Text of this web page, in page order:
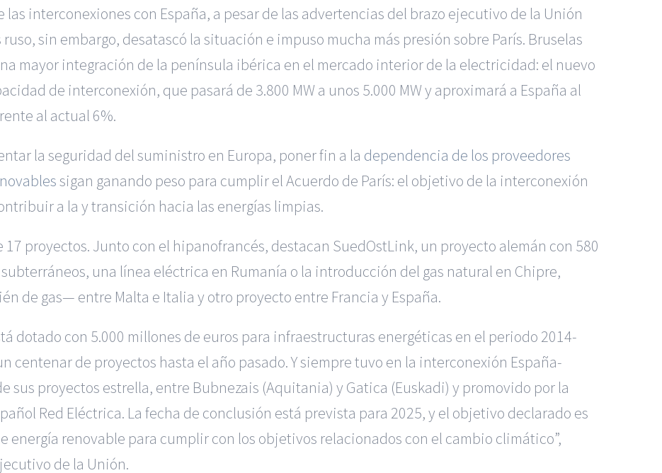
interconexiones con España, a pesar de las advertencias del brazo ejecutivo de la Unión
sin embargo, desatascó la situación e impuso mucha más presión sobre París. Bruselas
mayor integración de la península ibérica en el mercado interior de la electricidad: el nuevo
de interconexión, que pasará de 3.800 MW a unos 5.000 MW y aproximará a España al
al actual 6%.
la seguridad del suministro en Europa, poner fin a la dependencia de los proveedores
sigan ganando peso para cumplir el Acuerdo de París: el objetivo de la interconexión
a la y transición hacia las energías limpias.
proyectos. Junto con el hipanofrancés, destacan SuedOstLink, un proyecto alemán con 580
una línea eléctrica en Rumanía o la introducción del gas natural en Chipre,
de gas— entre Malta e Italia y otro proyecto entre Francia y España.
dotado con 5.000 millones de euros para infraestructuras energéticas en el periodo 2014-
centenar de proyectos hasta el año pasado. Y siempre tuvo en la interconexión España-
sus proyectos estrella, entre Bubnezais (Aquitania) y Gatica (Euskadi) y promovido por la
Red Eléctrica. La fecha de conclusión está prevista para 2025, y el objetivo declarado es
energía renovable para cumplir con los objetivos relacionados con el cambio climático”,
de la Unión.